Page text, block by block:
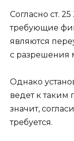
Согласно ст.
требующие
являются
с разрешения
Однако
ведет к таким
значит,
требуется.